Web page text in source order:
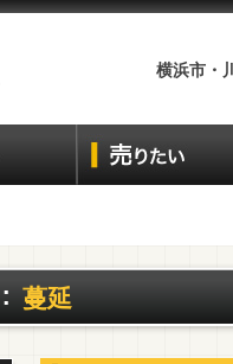
横浜市・
蔓延